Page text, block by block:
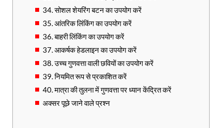
34. सोशल शेयरिंग बटन का उपयोग करें
35. आंतरिक लिंकिंग का उपयोग करें
36. बाहरी लिंकिंग का उपयोग करें
37. आकर्षक हेडलाइन का उपयोग करें
38. उच्च गुणवत्ता वाली छवियों का उपयोग करें
39. नियमित रूप से प्रकाशित करें
40. मात्रा की तुलना में गुणवत्ता पर ध्यान केंद्रित करें
अक्सर पूछे जाने वाले प्रश्न